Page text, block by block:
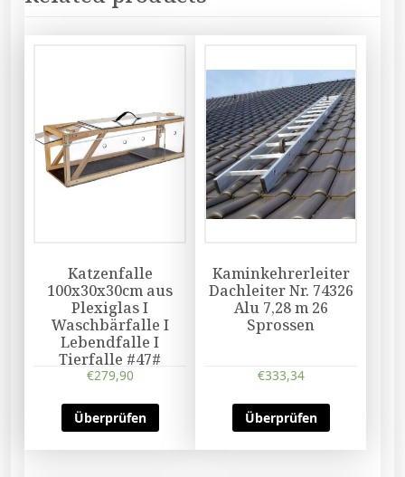
Katzenfalle
100x30x30cm aus
Plexiglas I
Waschbärfalle I
Lebendfalle I
Tierfalle #47#
€279,90
Überprüfen
Kaminkehrerleiter
Dachleiter Nr. 74326
Alu 7,28 m 26
Sprossen
€333,34
Überprüfen